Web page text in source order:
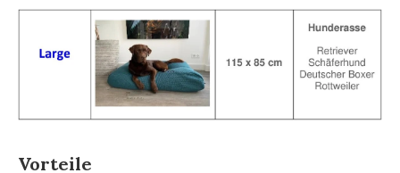
Vorteile